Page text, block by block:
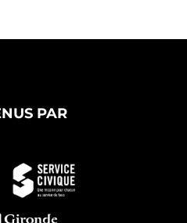
PAR